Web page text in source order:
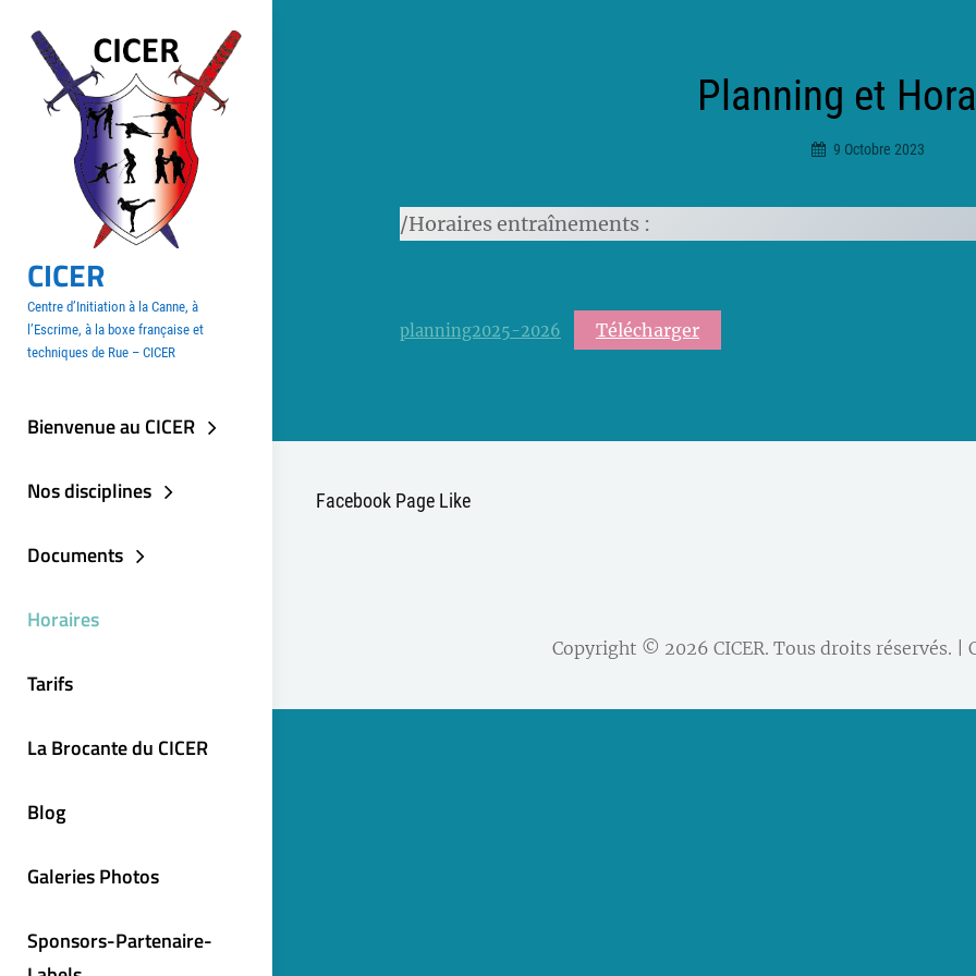
contenu
CICER
Centre d’Initiation à la Canne, à
l’Escrime, à la boxe française et
techniques de Rue – CICER
Bienvenue au CICER
Nos disciplines
Documents
Horaires
Tarifs
La Brocante du CICER
Blog
Galeries Photos
Sponsors-Partenaire-
Planning et
9 Octobre 2023
/Horaires entraînements :
planning2025-2026 Télécharger
Facebook Page Like
Copyright © 2026 CICER. Tous droits réservés. |